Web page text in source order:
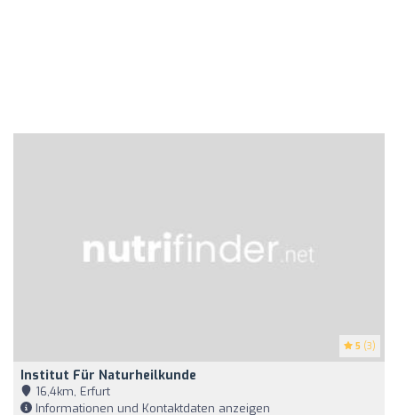
5 (3)
Institut Für Naturheilkunde
16,4km, Erfurt
Informationen und Kontaktdaten anzeigen